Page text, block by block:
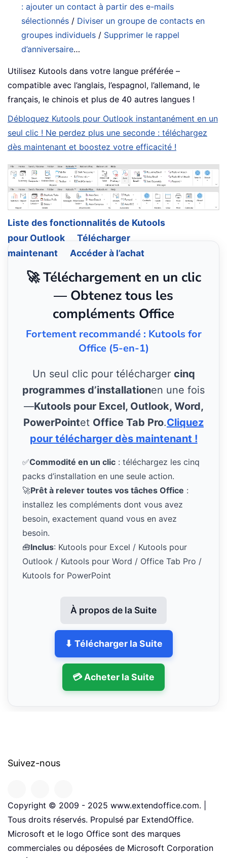
: ajouter un contact à partir des e-mails
sélectionnés / Diviser un groupe de contacts en
groupes individuels / Supprimer le rappel
d’anniversaire…
Utilisez Kutools dans votre langue préférée –
compatible avec l’anglais, l’espagnol, l’allemand, le
français, le chinois et plus de 40 autres langues !
Débloquez Kutools pour Outlook instantanément en un
seul clic ! Ne perdez plus une seconde : téléchargez
dès maintenant et boostez votre efficacité !
Liste des fonctionnalités de Kutools
pour Outlook
Télécharger
maintenant
Accéder à l’achat
🚀 Téléchargement en un clic
— Obtenez tous les
compléments Office
Fortement recommandé : Kutools for
Office (5-en-1)
Un seul clic pour télécharger cinq
programmes d’installationen une fois
—Kutools pour Excel, Outlook, Word,
PowerPointet Office Tab Pro.Cliquez
pour télécharger dès maintenant !
✅Commodité en un clic : téléchargez les cinq
packs d’installation en une seule action.
🚀Prêt à relever toutes vos tâches Office :
installez les compléments dont vous avez
besoin, exactement quand vous en avez
besoin.
🧰Inclus: Kutools pour Excel / Kutools pour
Outlook / Kutools pour Word / Office Tab Pro /
Kutools for PowerPoint
À propos de la Suite
⬇ Télécharger la Suite
💳 Acheter la Suite
Suivez-nous
Copyright © 2009 - 2025 www.extendoffice.com. |
Tous droits réservés. Propulsé par ExtendOffice.
Microsoft et le logo Office sont des marques
commerciales ou déposées de Microsoft Corporation